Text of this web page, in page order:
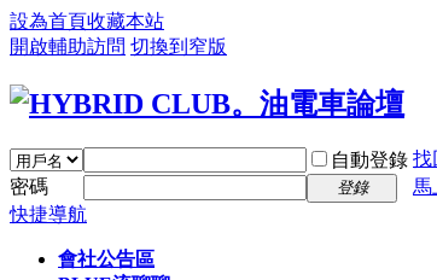
設為首頁收藏本站
開啟輔助訪問 切換到窄版
自動登錄 找
密碼
登錄
馬
快捷導航
會社公告區